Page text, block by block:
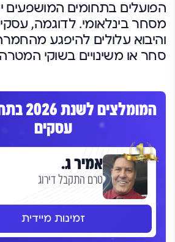
הפועלים בתחומים המושפעים
מסחר בינלאומי. לדוגמה, עסקי
והיבוא עלולים להיפגע
סחר או משינויים בשוקי
עסקים
אמיר ג.
טרם התקבל דירוג
זמינות מיידית